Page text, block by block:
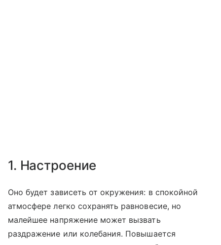
1. Настроение
Оно будет зависеть от окружения: в спокойной
атмосфере легко сохранять равновесие, но
малейшее напряжение может вызвать
раздражение или колебания. Повышается